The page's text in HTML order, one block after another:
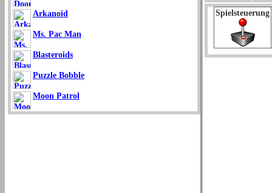
Arkanoid
Ms. Pac Man
Blasteroids
Puzzle Bobble
Moon Patrol
Spielsteuerung